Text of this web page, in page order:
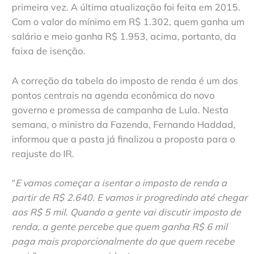
primeira vez. A última atualização foi feita em 2015.
Com o valor do mínimo em R$ 1.302, quem ganha um
salário e meio ganha R$ 1.953, acima, portanto, da
faixa de isenção.
A correção da tabela do imposto de renda é um dos
pontos centrais na agenda econômica do novo
governo e promessa de campanha de Lula. Nesta
semana, o ministro da Fazenda, Fernando Haddad,
informou que a pasta já finalizou a proposta para o
reajuste do IR.
“E vamos começar a isentar o imposto de renda a
partir de R$ 2.640. E vamos ir progredindo até chegar
aos R$ 5 mil. Quando a gente vai discutir imposto de
renda, a gente percebe que quem ganha R$ 6 mil
paga mais proporcionalmente do que quem recebe